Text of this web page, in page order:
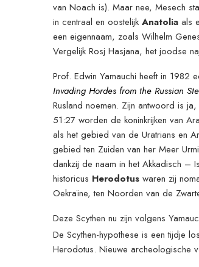
van Noach is). Maar nee, Mesech
in centraal en oostelijk Anatolia als
een eigennaam, zoals Wilhelm
Vergelijk Rosj Hasjana, het joodse
Prof. Edwin Yamauchi heeft in
Invading Hordes from the Russian
Rusland noemen. Zijn antwoord is
51:27 worden de koninkrijken van
als het gebied van de Uratrians en
gebied ten Zuiden van her Meer
dankzij de naam in het Akkadisch –
historicus Herodotus waren zij
Oekraïne, ten Noorden van de
Deze Scythen nu zijn volgens
De Scythen-hypothese is een tijdje
Herodotus. Nieuwe archeologische